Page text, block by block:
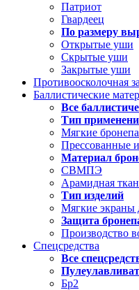
Патриот
Гвардеец
По размеру
Открытые уши
Скрытые уши
Закрытые уши
Противоосколочная
Баллистические
Все
Тип
Мягкие
Прессованные
Материал
СВМПЭ
Арамидная
Тип изделий
Мягкие экраны
Защита
Производство
Спецсредства
Все
Бр2